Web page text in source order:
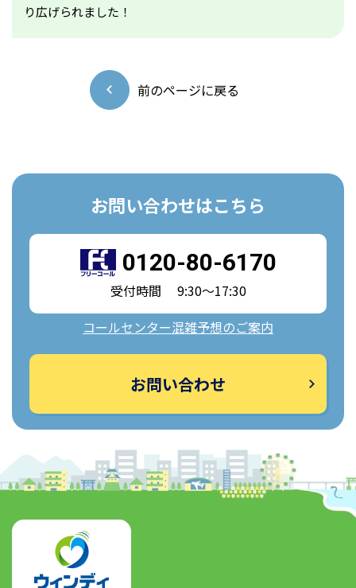
り広げられました！
前のページに戻る
お問い合わせはこちら
0120-80-6170
受付時間 9:30～17:30
コールセンター混雑予想のご案内
お問い合わせ